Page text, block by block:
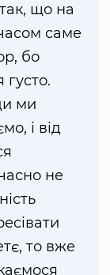
що на
саме
бо
ми
і від
не
то вже